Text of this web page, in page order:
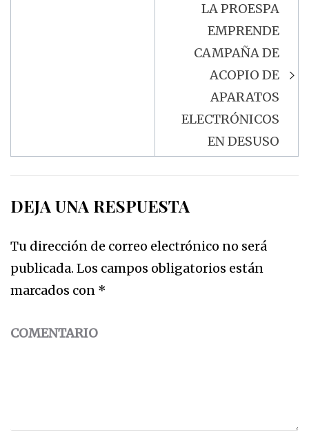
LA PROESPA
EMPRENDE
CAMPAÑA DE
ACOPIO DE
APARATOS
ELECTRÓNICOS
EN DESUSO
DEJA UNA RESPUESTA
Tu dirección de correo electrónico no será
publicada. Los campos obligatorios están
marcados con *
COMENTARIO